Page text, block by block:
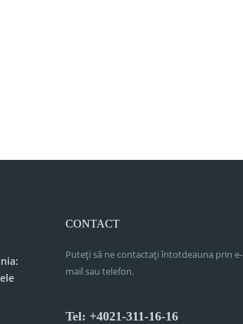
CONTACT
Puteți să ne contactați întotdeauna prin e-
mail sau telefon.
Tel: +4021-311-16-16